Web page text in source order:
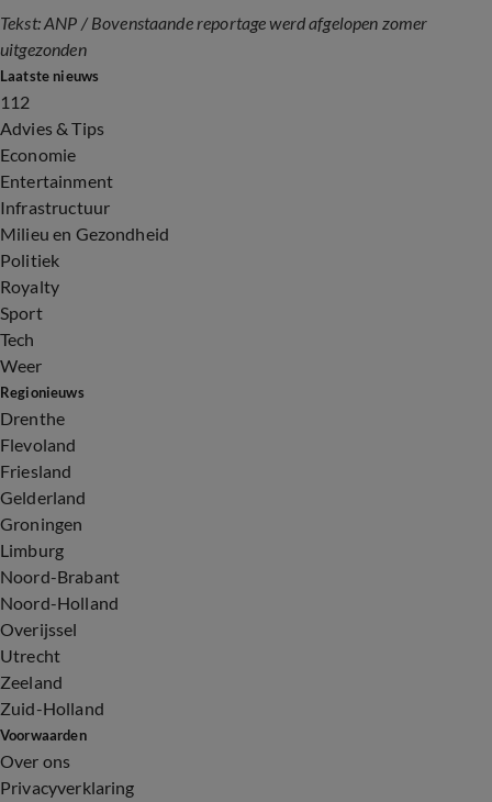
Tekst: ANP / Bovenstaande reportage werd afgelopen zomer
uitgezonden
Laatste nieuws
112
Advies & Tips
Economie
Entertainment
Infrastructuur
Milieu en Gezondheid
Politiek
Royalty
Sport
Tech
Weer
Regionieuws
Drenthe
Flevoland
Friesland
Gelderland
Groningen
Limburg
Noord-Brabant
Noord-Holland
Overijssel
Utrecht
Zeeland
Zuid-Holland
Voorwaarden
Over ons
Privacyverklaring